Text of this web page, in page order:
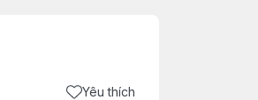
Yêu thích